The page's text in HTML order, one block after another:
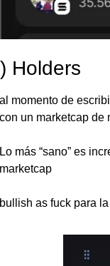
Holders
momento de
un marketcap de
más “sano” es
as fuck para